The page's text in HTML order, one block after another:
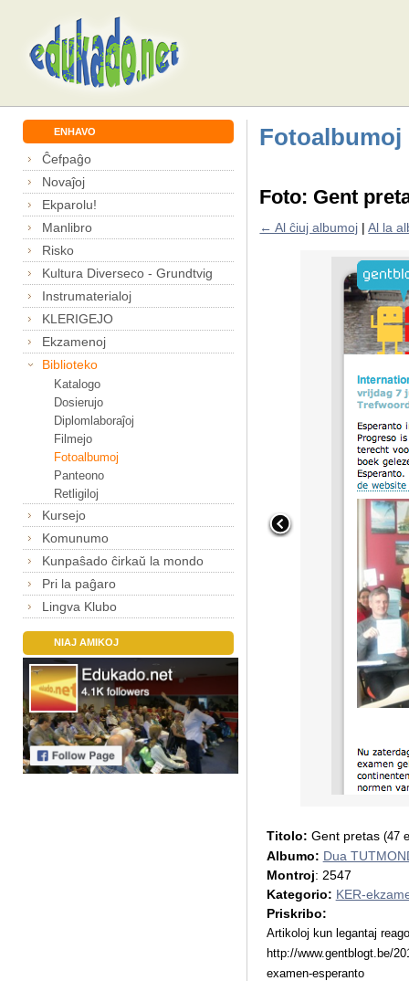
ENHAVO
Ĉefpaĝo
Novaĵoj
Ekparolu!
Manlibro
Risko
Kultura Diverseco - Grundtvig
Instrumaterialoj
KLERIGEJO
Ekzamenoj
Biblioteko
Katalogo
Dosierujo
Diplomlaboraĵoj
Filmejo
Fotoalbumoj
Panteono
Retligiloj
Kursejo
Komunumo
Kunpaŝado ĉirkaŭ la mondo
Pri la paĝaro
Lingva Klubo
NIAJ AMIKOJ
Fotoalbumoj
Foto: Gent
← Al ĉiuj albumoj |Al la
Titolo: Gent pretas (47
Albumo: Dua
Montroj: 2547
Kategorio: KER-
Priskribo:
Artikoloj kun legantaj
http://www.gentblogt.be/
examen-esperanto